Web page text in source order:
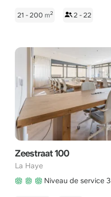
21 - 200 m2 2 - 22
Zeestraat 100
La Haye
Niveau de service 3